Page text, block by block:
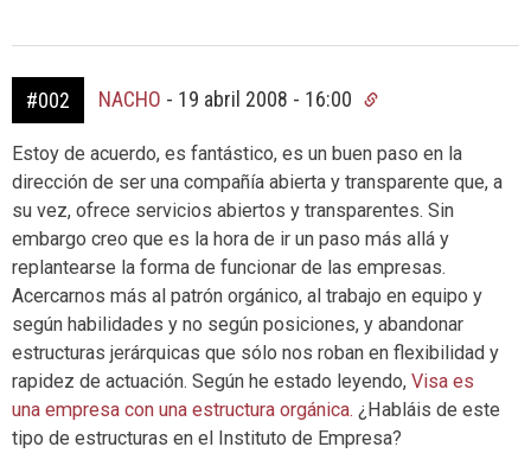
#002 NACHO - 19 abril 2008 - 16:00
Estoy de acuerdo, es fantástico, es un buen paso en la
dirección de ser una compañía abierta y transparente que, a
su vez, ofrece servicios abiertos y transparentes. Sin
embargo creo que es la hora de ir un paso más allá y
replantearse la forma de funcionar de las empresas.
Acercarnos más al patrón orgánico, al trabajo en equipo y
según habilidades y no según posiciones, y abandonar
estructuras jerárquicas que sólo nos roban en flexibilidad y
rapidez de actuación. Según he estado leyendo, Visa es
una empresa con una estructura orgánica. ¿Habláis de este
tipo de estructuras en el Instituto de Empresa?